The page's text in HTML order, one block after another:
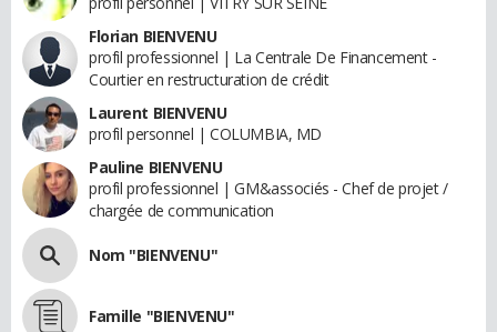
Florian BIENVENU
profil professionnel | La Centrale De Financement -
Courtier en restructuration de crédit
Laurent BIENVENU
profil personnel | COLUMBIA, MD
Pauline BIENVENU
profil professionnel | GM&associés - Chef de projet /
chargée de communication
Nom "BIENVENU"
Famille "BIENVENU"